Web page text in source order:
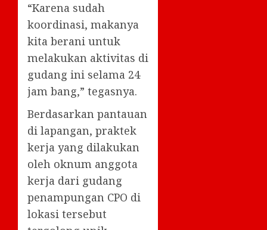
“Karena sudah
koordinasi, makanya
kita berani untuk
melakukan aktivitas di
gudang ini selama 24
jam bang,” tegasnya.
Berdasarkan pantauan
di lapangan, praktek
kerja yang dilakukan
oleh oknum anggota
kerja dari gudang
penampungan CPO di
lokasi tersebut